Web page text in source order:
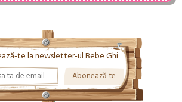
te la newsletter-ul Bebe Ghi